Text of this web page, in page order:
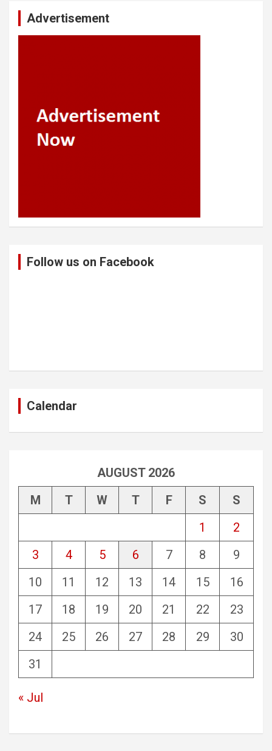
Advertisement
Follow us on Facebook
Calendar
AUGUST 2026
M
T W T F S
S
1
2
3
4 5 6 7 8
9
10
11 12 13 14 15
16
17
18 19 20 21 22
23
24
25 26 27 28 29
30
31
« Jul